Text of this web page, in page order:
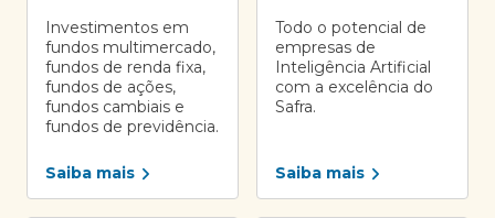
Investimentos em
fundos multimercado,
fundos de renda fixa,
fundos de ações,
fundos cambiais e
fundos de previdência.
Saiba mais
Todo o potencial de
empresas de
Inteligência Artificial
com a excelência do
Safra.
Saiba mais